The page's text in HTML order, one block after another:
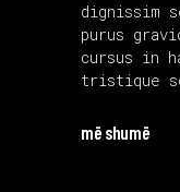
dignissim
purus
cursus in
tristique
më shumë